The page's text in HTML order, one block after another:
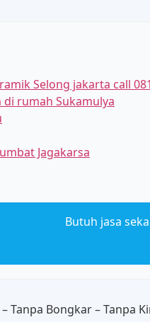
Selong jakarta call
rumah Sukamulya
Jagakarsa
Butuh jasa
Tanpa Bongkar –